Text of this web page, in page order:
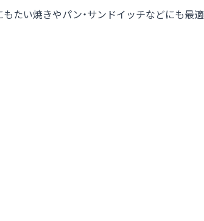
たい焼きやパン・サンドイッチなどにも最適